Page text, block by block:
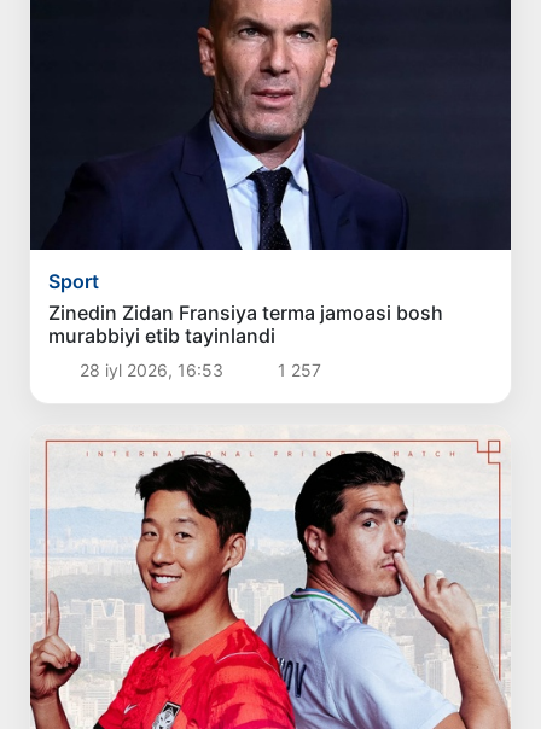
Sport
Zinedin Zidan Fransiya terma jamoasi bosh
murabbiyi etib tayinlandi
28 iyl 2026, 16:53 1 257